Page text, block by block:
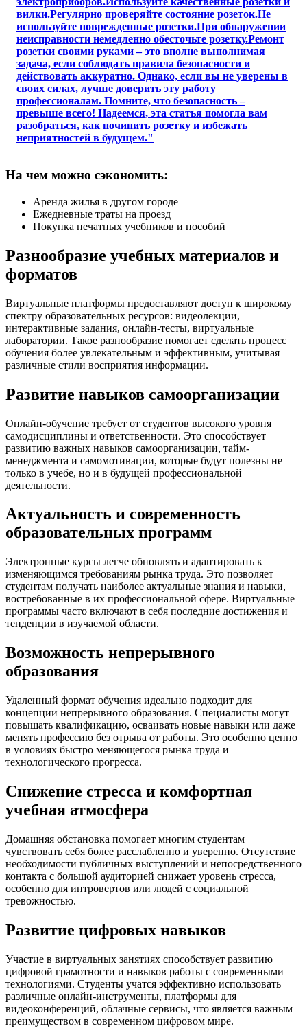
вилки.Регулярно проверяйте состояние розеток.Не
используйте поврежденные розетки.При обнаружении
неисправности немедленно обесточьте розетку.Ремонт
розетки своими руками – это вполне выполнимая
задача, если соблюдать правила безопасности и
действовать аккуратно. Однако, если вы не уверены в
своих силах, лучше доверить эту работу
профессионалам. Помните, что безопасность –
превыше всего! Надеемся, эта статья помогла вам
разобраться, как починить розетку и избежать
неприятностей в будущем."
На чем можно сэкономить:
Аренда жилья в другом городе
Ежедневные траты на проезд
Покупка печатных учебников и пособий
Разнообразие учебных материалов и
форматов
Виртуальные платформы предоставляют доступ к широкому
спектру образовательных ресурсов: видеолекции,
интерактивные задания, онлайн-тесты, виртуальные
лаборатории. Такое разнообразие помогает сделать процесс
обучения более увлекательным и эффективным, учитывая
различные стили восприятия информации.
Развитие навыков самоорганизации
Онлайн-обучение требует от студентов высокого уровня
самодисциплины и ответственности. Это способствует
развитию важных навыков самоорганизации, тайм-
менеджмента и самомотивации, которые будут полезны не
только в учебе, но и в будущей профессиональной
деятельности.
Актуальность и современность
образовательных программ
Электронные курсы легче обновлять и адаптировать к
изменяющимся требованиям рынка труда. Это позволяет
студентам получать наиболее актуальные знания и навыки,
востребованные в их профессиональной сфере. Виртуальные
программы часто включают в себя последние достижения и
тенденции в изучаемой области.
Возможность непрерывного
образования
Удаленный формат обучения идеально подходит для
концепции непрерывного образования. Специалисты могут
повышать квалификацию, осваивать новые навыки или даже
менять профессию без отрыва от работы. Это особенно ценно
в условиях быстро меняющегося рынка труда и
технологического прогресса.
Снижение стресса и комфортная
учебная атмосфера
Домашняя обстановка помогает многим студентам
чувствовать себя более расслабленно и уверенно. Отсутствие
необходимости публичных выступлений и непосредственного
контакта с большой аудиторией снижает уровень стресса,
особенно для интровертов или людей с социальной
тревожностью.
Развитие цифровых навыков
Участие в виртуальных занятиях способствует развитию
цифровой грамотности и навыков работы с современными
технологиями. Студенты учатся эффективно использовать
различные онлайн-инструменты, платформы для
видеоконференций, облачные сервисы, что является важным
преимуществом в современном цифровом мире.